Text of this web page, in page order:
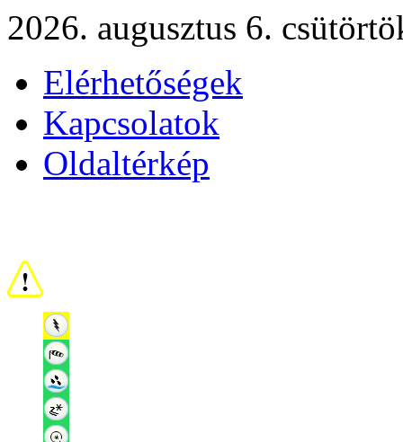
2026. augusztus 6.
Elérhetőségek
Kapcsolatok
Oldaltérkép